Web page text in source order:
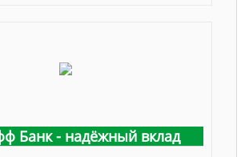
Банк - надёжный вклад